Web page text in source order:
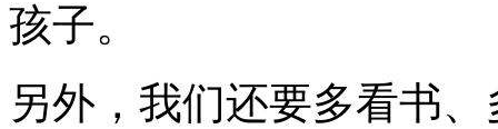
孩子。
另外，我们还要多看书